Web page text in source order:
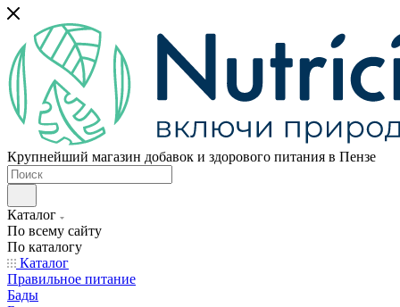
Крупнейший магазин добавок и здорового питания в Пензе
Каталог
По всему сайту
По каталогу
Каталог
Правильное питание
Бады